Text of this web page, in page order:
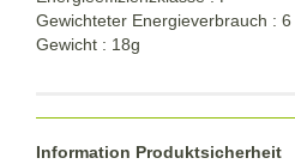
Gewichteter Energieverbrauch :
Gewicht : 18g
Information Produktsicherheit